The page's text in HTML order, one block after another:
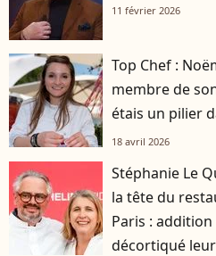
11 février 2026
Top Chef :
membre de
étais un pilier
18 avril 2026
Stéphanie Le
la tête du
Paris :
décortiqué